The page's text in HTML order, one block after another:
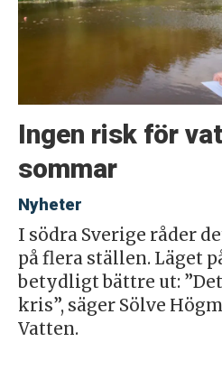
Ingen risk för
sommar
Nyheter
I södra Sverige råder
på flera ställen. Läget
betydligt bättre ut:
kris”, säger Sölve
Vatten.